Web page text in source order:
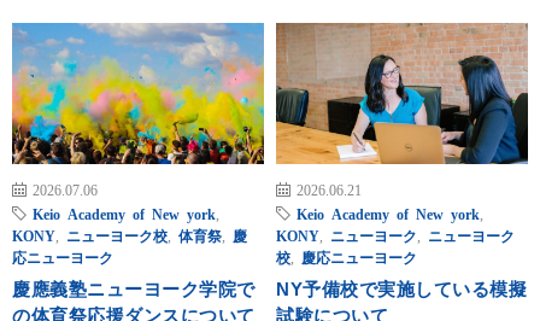
2026.07.06
Keio Academy of New york
KONY
ニューヨーク校 体育祭
慶
応ニューヨーク
慶應義塾ニューヨーク学院で
の体育祭応援ダンスについて
2026.06.21
Keio Academy of New york
KONY
ニューヨーク
ニューヨーク
校
慶応ニューヨーク
NY予備校で実施している模擬
試験について